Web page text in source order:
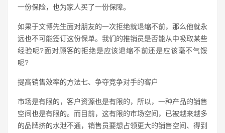
一份保险，也为家人买了一份保障。
如果于文博先生面对朋友的一次拒绝就退缩不前，那么他就永
远也不可能签订这份保单。我们的推销员是否能从中吸取某些
经验呢?面对顾客的拒绝是应该退缩不前还是应该毫不气馁
呢?
提高销售效率的方法七、争夺竞争对手的客户
市场是有限的，客户资源也是有限的，所以，一种产品的销售
空间也是有限的。而目前，这有限的市场空间，已被越来越多
的品牌挤的水泄不通，销售员要想占领更大的销售空间、得到